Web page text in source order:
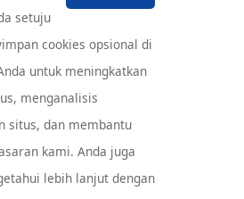
setuju
cookies opsional di
untuk meningkatkan
menganalisis
situs, dan membantu
kami. Anda juga
lebih lanjut dengan